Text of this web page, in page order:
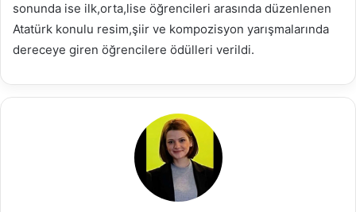
sonunda ise ilk,orta,lise öğrencileri arasında düzenlenen
Atatürk konulu resim,şiir ve kompozisyon yarışmalarında
dereceye giren öğrencilere ödülleri verildi.